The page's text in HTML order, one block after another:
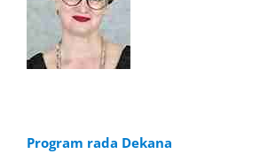
Program rada Dekana